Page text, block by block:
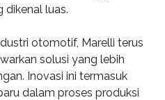
dikenal luas.
otomotif, Marelli terus
solusi yang lebih
Inovasi ini termasuk
dalam proses produksi